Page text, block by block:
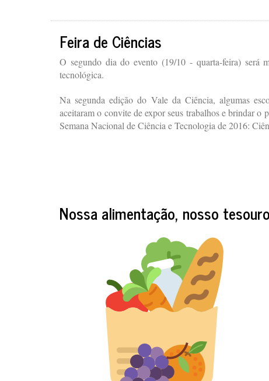
Feira de Ciências
O segundo dia do evento (19/10 - quarta-feira) será
tecnológica.
Na segunda edição do Vale da Ciência, algumas
aceitaram o convite de expor seus trabalhos e brindar o
Semana Nacional de Ciência e Tecnologia de 2016:
Nossa alimentação, nosso tesouro